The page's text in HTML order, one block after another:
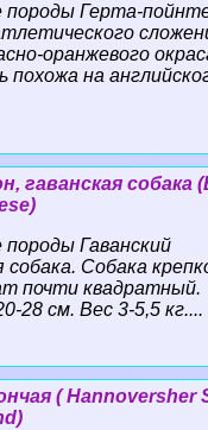
породы Герта-
оранжевого
похожа на
гаванская собака
Гаванский
собака. Собака
почти квадратный.
28 см. Вес 3-5,5 кг....
( Hannoversher